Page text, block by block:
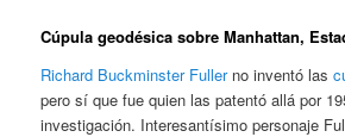
Cúpula geodésica sobre Manhattan,
Richard Buckminster Fullerno inventó las
pero sí que fue quien las patentó allá por
investigación. Interesantísimo personaje